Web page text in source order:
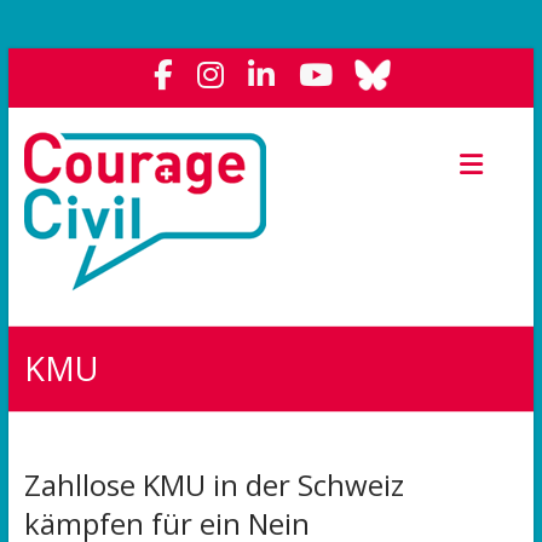
Courage
Civil
Weil
Demokratie
KMU
Zahllose KMU in der Schweiz
kämpfen für ein Nein